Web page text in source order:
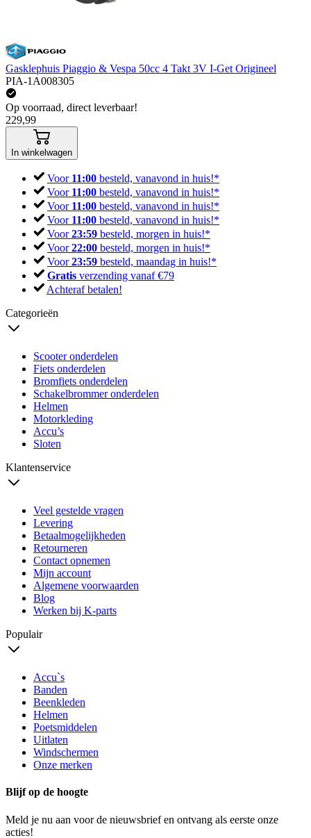
Gasklephuis Piaggio & Vespa 50cc 4 Takt 3V I-Get Origineel
PIA-1A008305
Op voorraad, direct leverbaar!
229,99
In winkelwagen
Voor 11:00 besteld, vanavond in huis!*
Voor 11:00 besteld, vanavond in huis!*
Voor 11:00 besteld, vanavond in huis!*
Voor 11:00 besteld, vanavond in huis!*
Voor23:59 besteld, morgen in huis!*
Voor22:00 besteld, morgen in huis!*
Voor23:59 besteld, maandag in huis!*
Gratis verzending vanaf €79
Achteraf betalen!
Categorieën
Scooter onderdelen
Fiets onderdelen
Bromfiets onderdelen
Schakelbrommer onderdelen
Helmen
Motorkleding
Accu’s
Sloten
Klantenservice
Veel gestelde vragen
Levering
Betaalmogelijkheden
Retourneren
Contact opnemen
Mijn account
Algemene voorwaarden
Blog
Werken bij K-parts
Populair
Accu`s
Banden
Beenkleden
Helmen
Poetsmiddelen
Uitlaten
Windschermen
Onze merken
Blijf op de hoogte
Meld je nu aan voor de nieuwsbrief en ontvang als eerste onze
acties!